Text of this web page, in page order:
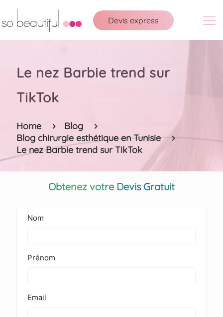
Devis express
Le nez Barbie trend sur
TikTok
Home
Blog
Blog chirurgie esthétique en Tunisie
Le nez Barbie trend sur TikTok
Obtenez votre Devis Gratuit